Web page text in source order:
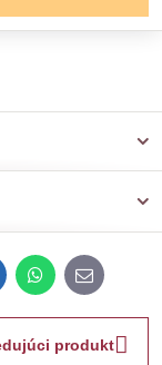
WhatsApp
E-
mail
produkt